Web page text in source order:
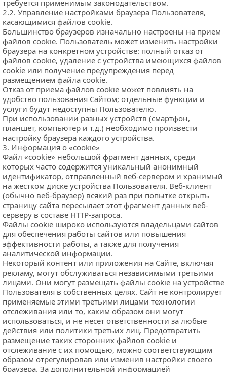
требуется применимым законодательством.
2.2. Управление настройками браузера Пользователя,
касающимися файлов cookie.
Большинство браузеров изначально настроены на прием
файлов cookie. Пользователь может изменить настройки
браузера на конкретном устройстве: полный отказ от
файлов cookie, удаление с устройства имеющихся файлов
cookie или получение предупреждения перед
размещением файла cookie.
Отказ от приема файлов cookie может повлиять на
удобство пользования Сайтом; отдельные функции и
услуги будут недоступны Пользователю.
При использовании разных устройств (смартфон,
планшет, компьютер и т.д.) необходимо произвести
настройку браузера каждого устройства.
3. Информация о «cookie»
Файл «cookie» небольшой фрагмент данных, среди
которых часто содержится уникальный анонимный
идентификатор, отправленный веб-сервером и хранимый
на жестком диске устройства Пользователя. Веб-клиент
(обычно веб-браузер) всякий раз при попытке открыть
страницу сайта пересылает этот фрагмент данных веб-
серверу в составе HTTP-запроса.
Файлы cookie широко используются владельцами сайтов
для обеспечения работы сайтов или повышения
эффективности работы, а также для получения
аналитической информации.
Некоторый контент или приложения на Сайте, включая
рекламу, могут обслуживаться независимыми третьими
лицами. Они могут размещать файлы cookie на устройстве
Пользователя в собственных целях. Сайт не контролирует
применяемые этими третьими лицами технологии
отслеживания или то, каким образом они могут
использоваться, и не несет ответственности за любые
действия или политики третьих лиц. Предотвратить
размещение таких сторонних файлов cookie и
отслеживание с их помощью, можно соответствующим
образом отрегулировав или изменив настройки своего
браузера. За дополнительной информацией